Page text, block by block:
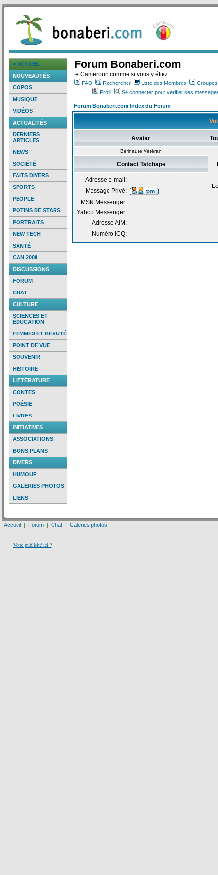
> ACCUEIL
NOUVEAUTÉS
COPOS
MUSIQUE
VIDÉOS
ACTUALITÉS
DERNIERS
ARTICLES
NEWS
SOCIÉTÉ
FAITS DIVERS
SPORTS
PEOPLE
POTINS DE STARS
PORTRAITS
NEW TECH
SANTÉ
CAN 2008
DISCUSSIONS
FORUM
CHAT
CULTURE
SCIENCES ET
ÉDUCATION
FEMMES ET BEAUTÉ
POINT DE VUE
SOUVENIR
HISTOIRE
LITTÉRATURE
CONTES
POÉSIE
LIVRES
INITIATIVES
ASSOCIATIONS
BONS PLANS
DIVERS
HUMOUR
GALERIES PHOTOS
LIENS
Forum Bonaberi.com
Le Cameroun comme si vous y étiez
FAQ Rechercher Liste des Membres
Profil
Se connecter pour vérifier ses
Forum Bonaberi.com Index du Forum
Avatar
Bérinaute Vétéran
Contact Tatchape
Adresse e-mail:
Message Privé:
MSN Messenger:
Yahoo Messenger:
Adresse AIM:
Numéro ICQ:
Accueil | Forum | Chat | Galeries photos
Votre publicité ici ?